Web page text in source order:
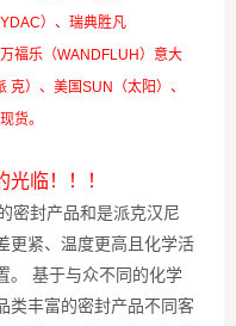
）、瑞典胜凡
福乐（WANDFLUH）意大
克）、美国SUN（太阳）、
货。
临！！！
密封产品和是派克汉尼
更紧、温度更高且化学活
。 基于与众不同的化学
类丰富的密封产品不同客